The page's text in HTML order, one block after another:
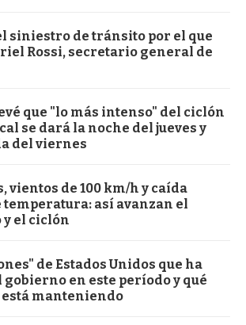
siniestro de tránsito por el que
Rossi, secretario general de
que "lo más intenso" del ciclón
se dará la noche del jueves y
del viernes
vientos de 100 km/h y caída
temperatura: así avanzan el
el ciclón
de Estados Unidos que ha
en este período y qué
está manteniendo